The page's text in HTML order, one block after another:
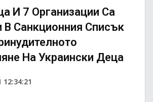
И 7 Организации Са
В Санкционния Списък
На Украински Деца
12:34:21